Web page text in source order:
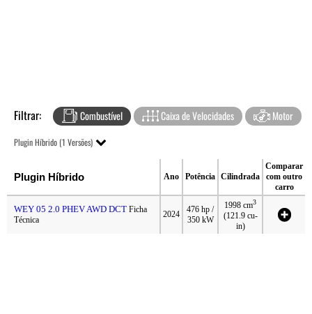
Filtrar: Combustível Caixa de Velocidades Motor
Plugin Híbrido (1 Versões)
Plugin Híbrido Ano Potência Cilindrada
Comparar
com outro
carro
WEY 05 2.0 PHEV AWD DCT Ficha
Técnica
2024
476 hp /
350 kW
1998 cm3
(121.9 cu-
in)